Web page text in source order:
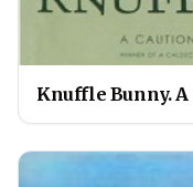
Knuffle Bunny.